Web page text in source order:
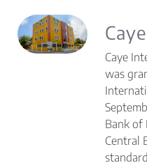
Caye
was
Bank of
Central